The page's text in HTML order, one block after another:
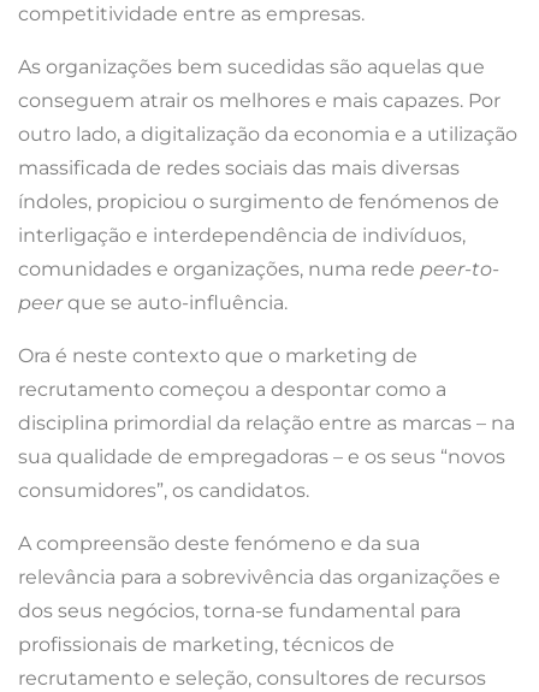
competitividade entre as empresas.
As organizações bem sucedidas são aquelas que
conseguem atrair os melhores e mais capazes. Por
outro lado, a digitalização da economia e a utilização
massificada de redes sociais das mais diversas
índoles, propiciou o surgimento de fenómenos de
interligação e interdependência de indivíduos,
comunidades e organizações, numa rede peer-to-
peerque se auto-influência.
Ora é neste contexto que o marketing de
recrutamento começou a despontar como a
disciplina primordial da relação entre as marcas – na
sua qualidade de empregadoras – e os seus “novos
consumidores”, os candidatos.
A compreensão deste fenómeno e da sua
relevância para a sobrevivência das organizações e
dos seus negócios, torna-se fundamental para
profissionais de marketing, técnicos de
recrutamento e seleção, consultores de recursos